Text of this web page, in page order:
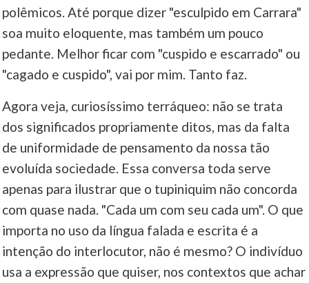
polêmicos. Até porque dizer "esculpido em Carrara"
soa muito eloquente, mas também um pouco
pedante. Melhor ficar com "cuspido e escarrado" ou
"cagado e cuspido", vai por mim. Tanto faz.
Agora veja, curiosíssimo terráqueo: não se trata
dos significados propriamente ditos, mas da falta
de uniformidade de pensamento da nossa tão
evoluída sociedade. Essa conversa toda serve
apenas para ilustrar que o tupiniquim não concorda
com quase nada. "Cada um com seu cada um". O que
importa no uso da língua falada e escrita é a
intenção do interlocutor, não é mesmo? O indivíduo
usa a expressão que quiser, nos contextos que achar